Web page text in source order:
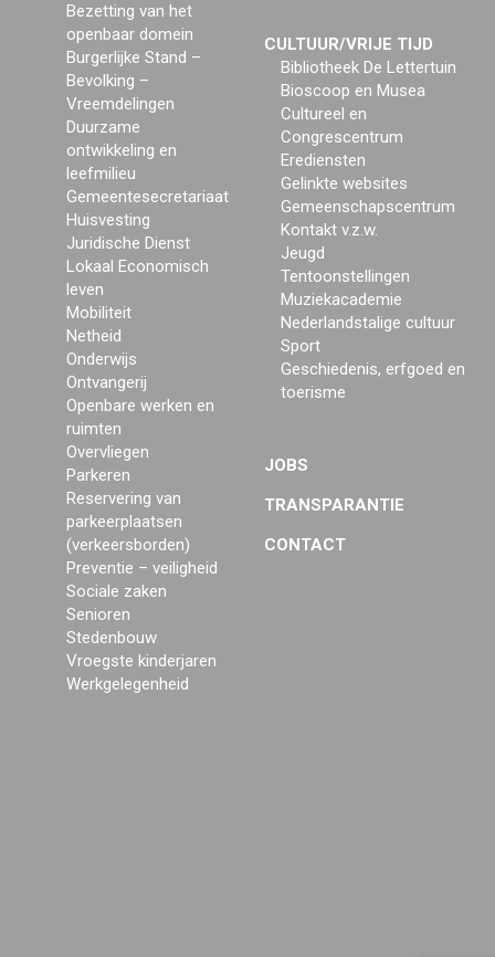
Bezetting van het
openbaar domein
Burgerlijke Stand –
Bevolking –
Vreemdelingen
Duurzame
ontwikkeling en
leefmilieu
Gemeentesecretariaat
Huisvesting
Juridische Dienst
Lokaal Economisch
leven
Mobiliteit
Netheid
Onderwijs
Ontvangerij
Openbare werken en
ruimten
Overvliegen
Parkeren
Reservering van
parkeerplaatsen
(verkeersborden)
Preventie – veiligheid
Sociale zaken
Senioren
Stedenbouw
Vroegste kinderjaren
Werkgelegenheid
CULTUUR/VRIJE TIJD
Bibliotheek De Lettertuin
Bioscoop en Musea
Cultureel en
Congrescentrum
Erediensten
Gelinkte websites
Gemeenschapscentrum
Kontakt v.z.w.
Jeugd
Tentoonstellingen
Muziekacademie
Nederlandstalige cultuur
Sport
Geschiedenis, erfgoed en
toerisme
JOBS
TRANSPARANTIE
CONTACT